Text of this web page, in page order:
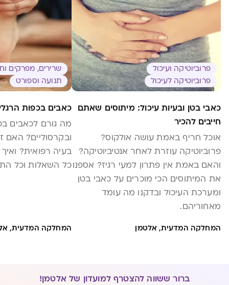
פרוביוטיקה ועיכול
פרוביוטיקה לעיכול
כאבי בטן ובעיות עיכול: מיתוסים שאתם
חייבים להכיר
אוכל חריף באמת עושה אולקוס?
פרוביוטיקה עוזרת לאחר אנטיביוטיקה?
והאם באמת אין פתרון למעי רגיז? אספנו
את המיתוסים הכי מוכרים על כאבי בטן
ומערכת העיכול ובדקנו מה עומד
מאחוריהם.
המחלקה המדעית, אלטמן
שרירים, מפרקים
תנועה וספורט
כאבים בכפות
מה גורם לכאבים
ובקרסוליים? האם
בעיה רפואית?
כל השאלות וכל
המחלקה המדעית,
ברור ששווה להצטרף למועדון של אלטמן!